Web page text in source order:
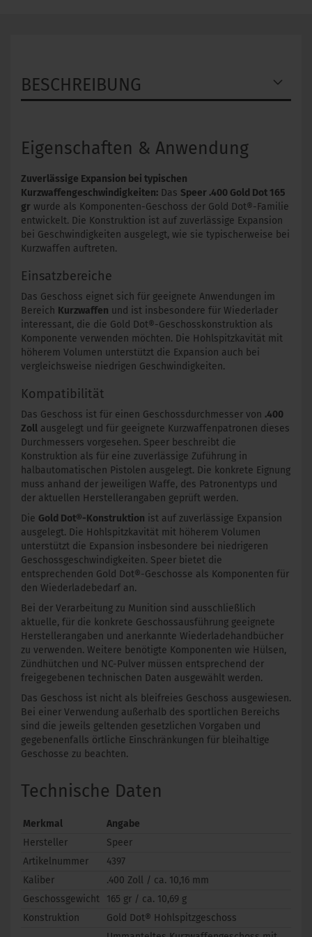
BESCHREIBUNG
Eigenschaften & Anwendung
Zuverlässige Expansion bei typischen
Kurzwaffengeschwindigkeiten: Das Speer .400 Gold Dot 165
gr wurde als Komponenten-Geschoss der Gold Dot®-Familie
entwickelt. Die Konstruktion ist auf zuverlässige Expansion
bei Geschwindigkeiten ausgelegt, wie sie typischerweise bei
Kurzwaffen auftreten.
Einsatzbereiche
Das Geschoss eignet sich für geeignete Anwendungen im
Bereich Kurzwaffen und ist insbesondere für Wiederlader
interessant, die die Gold Dot®-Geschosskonstruktion als
Komponente verwenden möchten. Die Hohlspitzkavität mit
höherem Volumen unterstützt die Expansion auch bei
vergleichsweise niedrigen Geschwindigkeiten.
Kompatibilität
Das Geschoss ist für einen Geschossdurchmesser von .400
Zoll ausgelegt und für geeignete Kurzwaffenpatronen dieses
Durchmessers vorgesehen. Speer beschreibt die
Konstruktion als für eine zuverlässige Zuführung in
halbautomatischen Pistolen ausgelegt. Die konkrete Eignung
muss anhand der jeweiligen Waffe, des Patronentyps und
der aktuellen Herstellerangaben geprüft werden.
Die Gold Dot®-Konstruktion ist auf zuverlässige Expansion
ausgelegt. Die Hohlspitzkavität mit höherem Volumen
unterstützt die Expansion insbesondere bei niedrigeren
Geschossgeschwindigkeiten. Speer bietet die
entsprechenden Gold Dot®-Geschosse als Komponenten für
den Wiederladebedarf an.
Bei der Verarbeitung zu Munition sind ausschließlich
aktuelle, für die konkrete Geschossausführung geeignete
Herstellerangaben und anerkannte Wiederladehandbücher
zu verwenden. Weitere benötigte Komponenten wie Hülsen,
Zündhütchen und NC-Pulver müssen entsprechend der
freigegebenen technischen Daten ausgewählt werden.
Das Geschoss ist nicht als bleifreies Geschoss ausgewiesen.
Bei einer Verwendung außerhalb des sportlichen Bereichs
sind die jeweils geltenden gesetzlichen Vorgaben und
gegebenenfalls örtliche Einschränkungen für bleihaltige
Geschosse zu beachten.
Technische Daten
Merkmal
Angabe
Hersteller
Speer
Artikelnummer
4397
Kaliber
.400 Zoll / ca. 10,16 mm
Geschossgewicht
165 gr / ca. 10,69 g
Konstruktion
Gold Dot® Hohlspitzgeschoss